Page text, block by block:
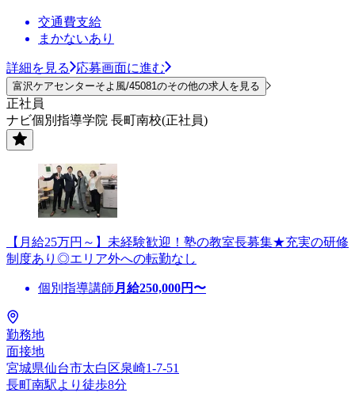
交通費支給
まかないあり
詳細を見る 応募画面に進む
富沢ケアセンターそよ風/45081のその他の求人を見る
正社員
ナビ個別指導学院 長町南校(正社員)
【月給25万円～】未経験歓迎！塾の教室長募集★充実の研修
制度あり◎エリア外への転勤なし
個別指導講師 月給250,000円〜
勤務地
面接地
宮城県仙台市太白区泉崎1-7-51
長町南駅より徒歩8分